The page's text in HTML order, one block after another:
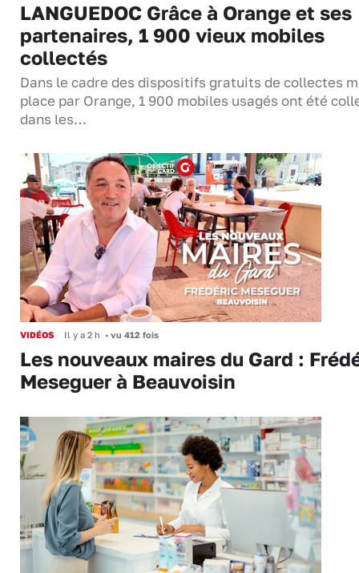
LANGUEDOC Grâce à Orange et ses
partenaires, 1 900 vieux mobiles
collectés
Dans le cadre des dispositifs gratuits de collectes
place par Orange, 1 900 mobiles usagés ont été
dans les…
VIDÉOS Il y a 2 h • vu 412 fois
Les nouveaux maires du Gard :
Meseguer à Beauvoisin